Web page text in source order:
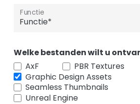
Functie
Welke bestanden wilt u
AxF
PBR Textures
Graphic Design Assets
Seamless Thumbnails
Unreal Engine